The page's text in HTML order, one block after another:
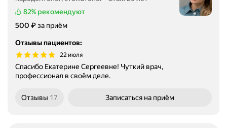
82% рекомендуют
Цена
500 ₽за приём
Отзывы пациентов:
22 июля
Спасибо Екатерине Сергеевне! Чуткий врач,
профессионал в своём деле.
Отзывы 17 Записаться на приём